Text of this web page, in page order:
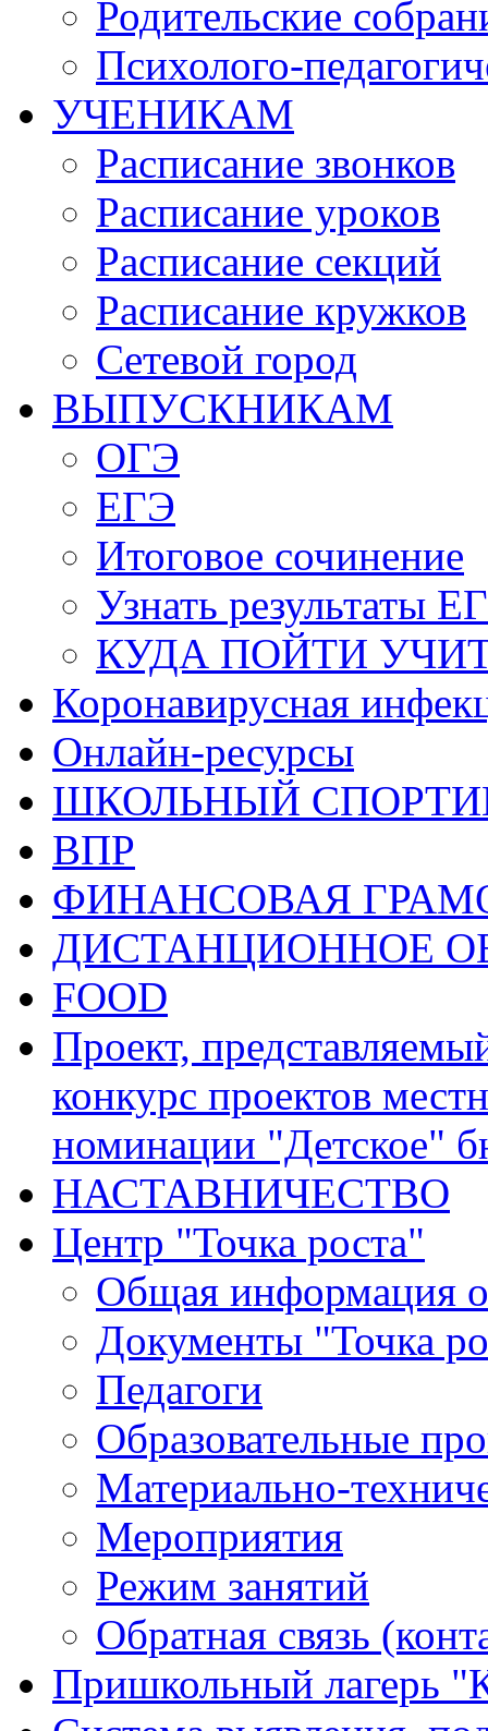
Родительские
Психолого-
УЧЕНИКАМ
Расписание звонков
Расписание уроков
Расписание секций
Расписание кружков
Сетевой город
ВЫПУСКНИКАМ
ОГЭ
ЕГЭ
Итоговое сочинение
Узнать результаты
КУДА ПОЙТИ
Коронавирусная
Онлайн-ресурсы
ШКОЛЬНЫЙ
ВПР
ФИНАНСОВАЯ
ДИСТАНЦИОННОЕ
FOOD
Проект,
конкурс проектов
номинации "Детское"
НАСТАВНИЧЕСТВО
Центр "Точка роста"
Общая информация о
Документы "Точка
Педагоги
Образовательные
Материально-
Мероприятия
Режим занятий
Обратная связь
Пришкольный лагерь